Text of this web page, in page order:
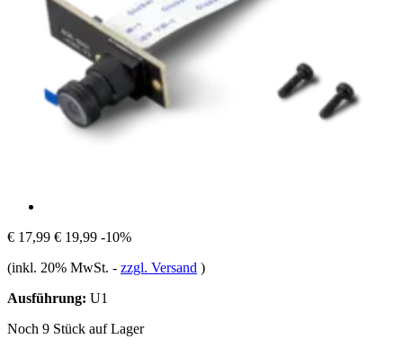
€ 17,99 € 19,99 -10%
(inkl. 20% MwSt. - zzgl. Versand )
Ausführung: U1
Noch 9 Stück auf Lager